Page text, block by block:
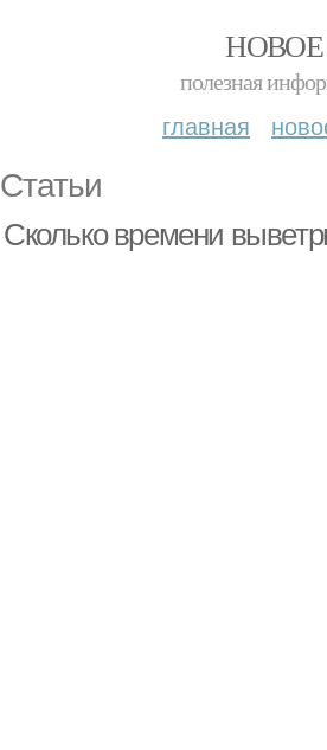
полезная
главная
Статьи
Сколько времени